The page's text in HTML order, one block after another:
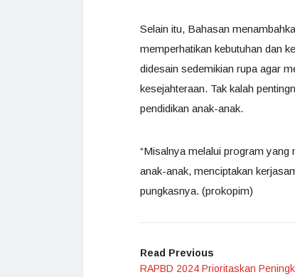
Selain itu, Bahasan
memperhatikan kebutuhan dan
didesain sedemikian rupa agar
kesejahteraan. Tak kalah
pendidikan anak-anak.
“Misalnya melalui program yang
anak-anak, menciptakan
pungkasnya. (prokopim)
Read Previous
RAPBD 2024 Prioritaskan